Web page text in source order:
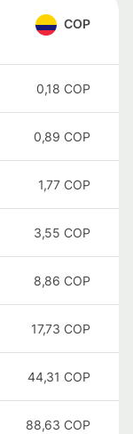
COP
0,18 COP
0,89 COP
1,77 COP
3,55 COP
8,86 COP
17,73 COP
44,31 COP
88,63 COP